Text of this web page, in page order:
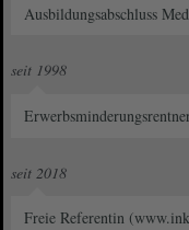
Ausbildungsabschluss
seit 1998
seit 2018
Freie Referentin